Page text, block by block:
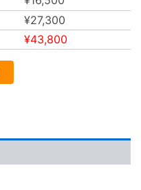
¥27,300
¥43,800